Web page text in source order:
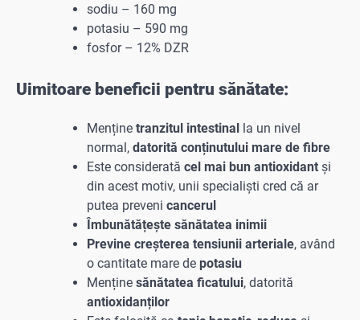
sodiu – 160 mg
potasiu – 590 mg
fosfor – 12% DZR
Uimitoare beneficii pentru sănătate:
Menține tranzitul intestinal la un nivel
normal, datorită conținutului mare de fibre
Este considerată cel mai bun antioxidant și
din acest motiv, unii specialiști cred că ar
putea preveni cancerul
Îmbunătățește sănătatea inimii
Previne creșterea tensiunii arteriale, având
o cantitate mare de potasiu
Menține sănătatea ficatului, datorită
antioxidanților